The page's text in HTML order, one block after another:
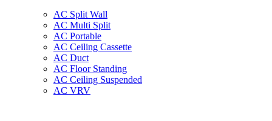
AC Split Wall
AC Multi Split
AC Portable
AC Ceiling Cassette
AC Duct
AC Floor Standing
AC Ceiling Suspended
AC VRV